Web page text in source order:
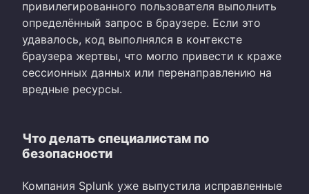
привилегированного пользователя выполнить
определённый запрос в браузере. Если это
удавалось, код выполнялся в контексте
браузера жертвы, что могло привести к краже
сессионных данных или перенаправлению на
вредные ресурсы.
Что делать специалистам по
безопасности
Компания Splunk уже выпустила исправленные